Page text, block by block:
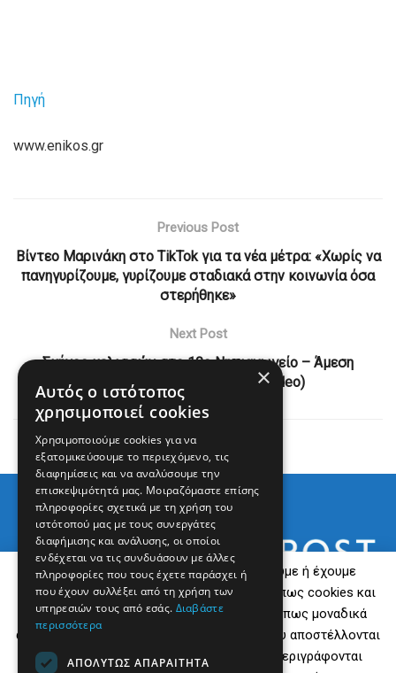
Πηγή
www.enikos.gr
Previous Post
Βίντεο Μαρινάκη στο TikTok για τα νέα μέτρα: «Χωρίς να
πανηγυρίζουμε, γυρίζουμε σταδιακά στην κοινωνία όσα
στερήθηκε»
Next Post
Σμήνος μελισσών στο 10ο Νηπιαγωγείο – Άμεση
επέμβαση και αίσιο τέλος (video)
Εμείς και οι συνεργάτες μας αποθηκεύουμε ή έχουμε
πρόσβαση σε πληροφορίες σε συσκευές, όπως cookies και
επεξεργαζόμαστε προσωπικά δεδομένα, όπως μοναδικά
αναγνωριστικά και τυπικές πληροφορίες που αποστέλλονται
από μια συσκευή για τους σκοπούς που περιγράφονται
×
Αυτός ο ιστότοπος
χρησιμοποιεί cookies
Χρησιμοποιούμε cookies για να
εξατομικεύσουμε το περιεχόμενο, τις
διαφημίσεις και να αναλύσουμε την
επισκεψιμότητά μας. Μοιραζόμαστε επίσης
πληροφορίες σχετικά με τη χρήση του
ιστότοπού μας με τους συνεργάτες
διαφήμισης και ανάλυσης, οι οποίοι
ενδέχεται να τις συνδυάσουν με άλλες
πληροφορίες που τους έχετε παράσχει ή
που έχουν συλλέξει από τη χρήση των
υπηρεσιών τους από εσάς. Διαβάστε
περισσότερα
ΑΠΟΛΎΤΩΣ ΑΠΑΡΑΊΤΗΤΑ